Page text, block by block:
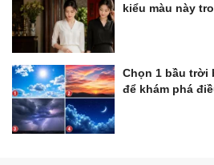
kiểu màu này
Chọn 1 bầu trời
để khám phá